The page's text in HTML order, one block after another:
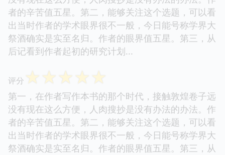
者的辛苦值五星。第二，能够关注这个选题，可以看
出当时作者的学术眼界很不一般，今日能号称学界大
祭酒确实是实至名归。作者的眼界值五星。第三，从
后记看到作者起初的研究计划...
评分 ☆☆☆☆☆
第一，在作者写作本书的那个时代，接触敦煌卷子远
没有现在这么方便，人肉搜抄是没有办法的办法。作
者的辛苦值五星。第二，能够关注这个选题，可以看
出当时作者的学术眼界很不一般，今日能号称学界大
祭酒确实是实至名归。作者的眼界值五星。第三，从